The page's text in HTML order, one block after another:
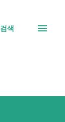
검색